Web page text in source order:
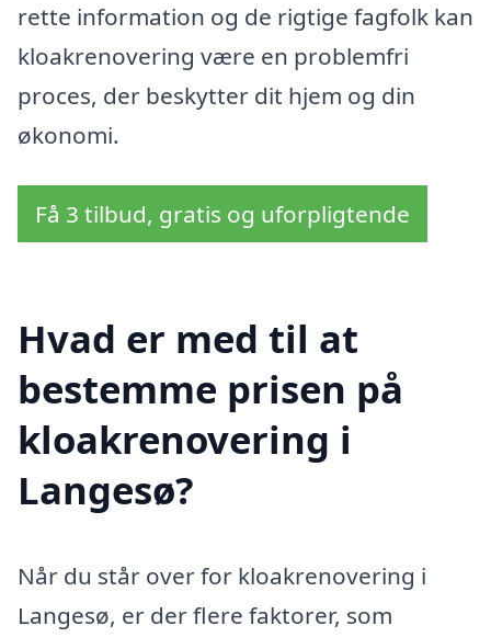
rette information og de rigtige fagfolk kan
kloakrenovering være en problemfri
proces, der beskytter dit hjem og din
økonomi.
Få 3 tilbud, gratis og uforpligtende
Hvad er med til at
bestemme prisen på
kloakrenovering i
Langesø?
Når du står over for kloakrenovering i
Langesø, er der flere faktorer, som